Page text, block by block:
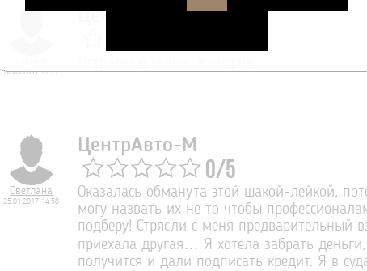
28.03.2017 22:22
ЦентрАвто-М
Светлана
25.01.2017 14:58
ЦентрАвто-М
0/5
Оказалась обманута этой шакой-лейкой,
могу назвать их не то чтобы
подберу! Стрясли с меня предварительный
приехала другая… Я хотела забрать
получится и дали подписать кредит. Я в